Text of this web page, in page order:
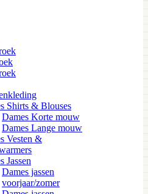
Shirts & Blouses
Dames Korte mouw
Dames Lange mouw
Vesten &
Jassen
Dames jassen
voorjaar/zomer